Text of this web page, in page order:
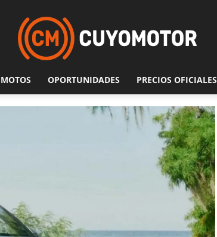
MOTOS OPORTUNIDADES PRECIOS OFICIALES